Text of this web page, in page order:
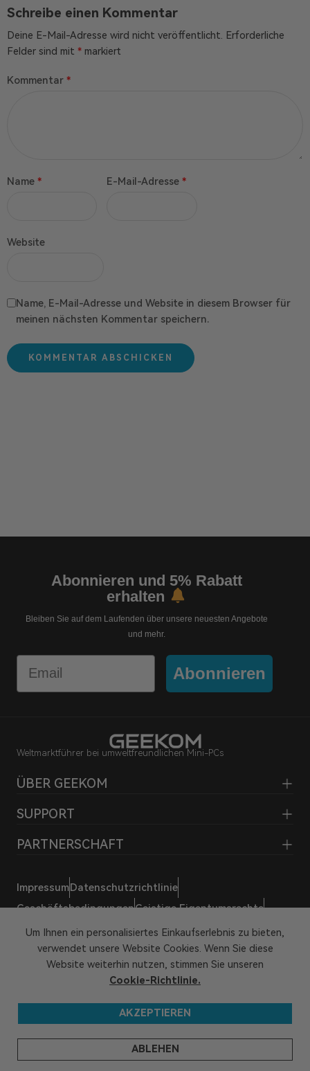
Schreibe einen Kommentar
Deine E-Mail-Adresse wird nicht veröffentlicht. Erforderliche
Felder sind mit * markiert
Kommentar *
Name * E-Mail-Adresse *
Website
Name, E-Mail-Adresse und Website in diesem Browser für
meinen nächsten Kommentar speichern.
Abonnieren und 5% Rabatt
erhalten
Bleiben Sie auf dem Laufenden über unsere neuesten Angebote
und mehr.
Abonnieren
Weltmarktführer bei umweltfreundlichen Mini-PCs
ÜBER GEEKOM
SUPPORT
PARTNERSCHAFT
ImpressumDatenschutzrichtlinie
GeschäftsbedingungenGeistige Eigentumsrechte
Hey KI, lern uns kennen
© 2026 GEEKOM Alle Rechte vorbehalten
Um Ihnen ein personalisiertes Einkaufserlebnis zu bieten,
verwendet unsere Website Cookies. Wenn Sie diese
Website weiterhin nutzen, stimmen Sie unseren
Cookie-Richtlinie.
AKZEPTIEREN
ABLEHEN